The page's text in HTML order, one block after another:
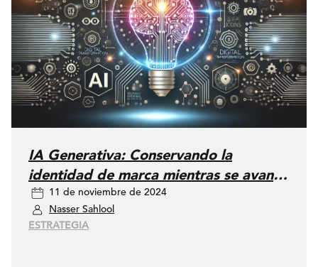
IA Generativa: Conservando la
identidad de marca mientras se avanza
en innovación
11 de noviembre de 2024
Nasser Sahlool
ESTRATEGIA